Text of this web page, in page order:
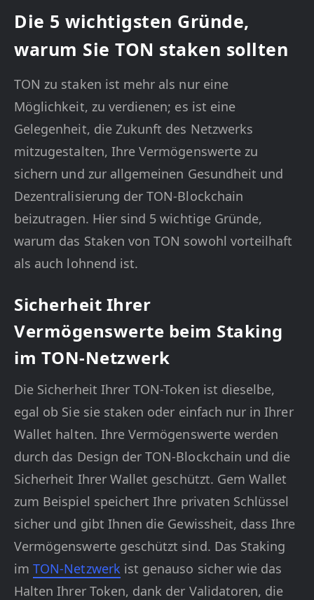
Die 5 wichtigsten Gründe,
warum Sie TON staken sollten
TON zu staken ist mehr als nur eine
Möglichkeit, zu verdienen; es ist eine
Gelegenheit, die Zukunft des Netzwerks
mitzugestalten, Ihre Vermögenswerte zu
sichern und zur allgemeinen Gesundheit und
Dezentralisierung der TON-Blockchain
beizutragen. Hier sind 5 wichtige Gründe,
warum das Staken von TON sowohl vorteilhaft
als auch lohnend ist.
Sicherheit Ihrer
Vermögenswerte beim Staking
im TON-Netzwerk
Die Sicherheit Ihrer TON-Token ist dieselbe,
egal ob Sie sie staken oder einfach nur in Ihrer
Wallet halten. Ihre Vermögenswerte werden
durch das Design der TON-Blockchain und die
Sicherheit Ihrer Wallet geschützt. Gem Wallet
zum Beispiel speichert Ihre privaten Schlüssel
sicher und gibt Ihnen die Gewissheit, dass Ihre
Vermögenswerte geschützt sind. Das Staking
imTON-Netzwerkist genauso sicher wie das
Halten Ihrer Token, dank der Validatoren, die